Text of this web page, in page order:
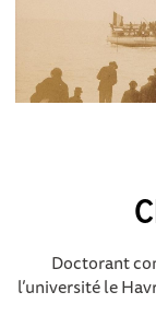
Doctorant
l’université le